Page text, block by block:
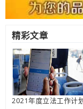
精彩文章
2021年度立法工作计